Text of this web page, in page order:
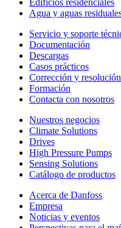
Agua y aguas
Servicio y soporte
Documentación
Descargas
Casos prácticos
Corrección y
Formación
Contacta con nosotros
Nuestros negocios
Climate Solutions
Drives
High Pressure Pumps
Sensing Solutions
Catálogo de productos
Acerca de Danfoss
Empresa
Noticias y eventos